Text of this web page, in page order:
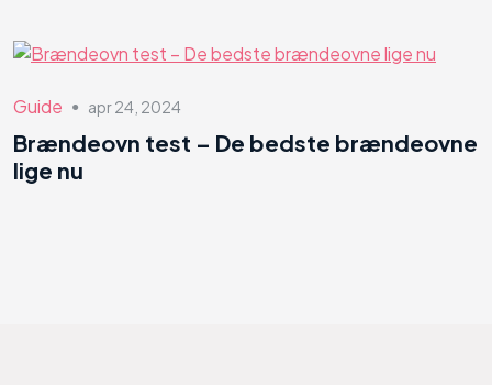
Guide ● apr 24, 2024
Brændeovn test – De bedste brændeovne
lige nu